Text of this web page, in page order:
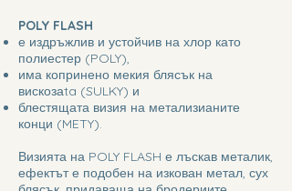
POLY FLASH
е издръжлив и устойчив на хлор като
полиестер (POLY),
има копринено мекия блясък на
вискозаta (SULKY) и
блестящата визия на метализианите
конци (METY).
Визията на POLY FLASH е лъскав металик,
ефектът е подобен на изкован метал, сух